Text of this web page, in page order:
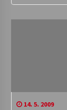
14. 5. 2009